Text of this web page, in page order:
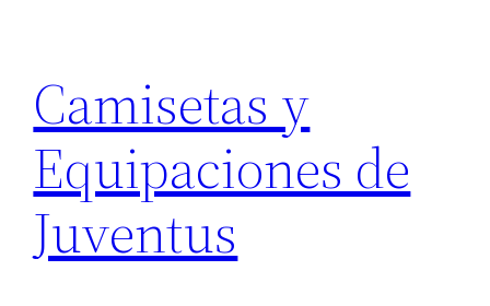
contenido
Camisetas y
Equipaciones de
Juventus